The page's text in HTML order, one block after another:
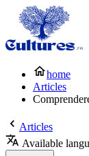
home
Articles
Articles
Available